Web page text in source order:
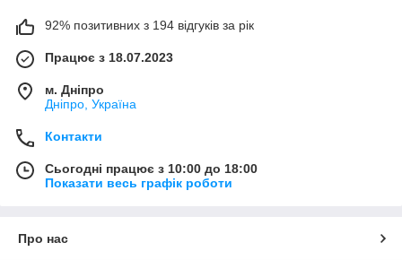
92% позитивних з 194 відгуків за рік
Працює з 18.07.2023
м. Дніпро
Дніпро, Україна
Контакти
Сьогодні працює з 10:00 до 18:00
Показати весь графік роботи
Про нас